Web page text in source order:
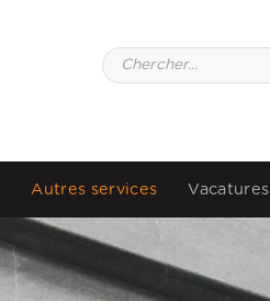
Autres services Vacatures